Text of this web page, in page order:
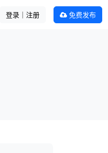
登录｜注册 免费发布